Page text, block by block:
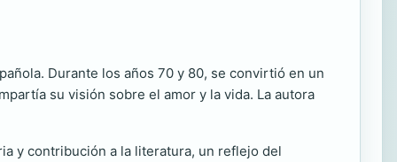
Durante los años 70 y 80, se convirtió en un
su visión sobre el amor y la vida. La autora
y contribución a la literatura, un reflejo del